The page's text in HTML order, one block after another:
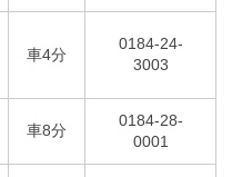
車4分
0184-24-
3003
車8分
0184-28-
0001